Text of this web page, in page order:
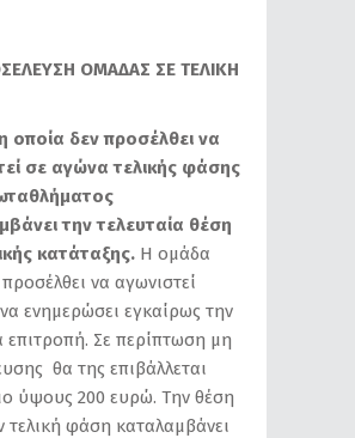
ΟΜΑΔΑΣ ΣΕ ΤΕΛΙΚΗ
οποία δεν προσέλθει να
σε αγώνα τελικής φάσης
την τελευταία θέση
κατάταξης. Η ομάδα
να αγωνιστεί
ενημερώσει εγκαίρως την
επιτροπή. Σε περίπτωση μη
θα της επιβάλλεται
ύψους 200 ευρώ. Την θέση
τελική φάση καταλαμβάνει